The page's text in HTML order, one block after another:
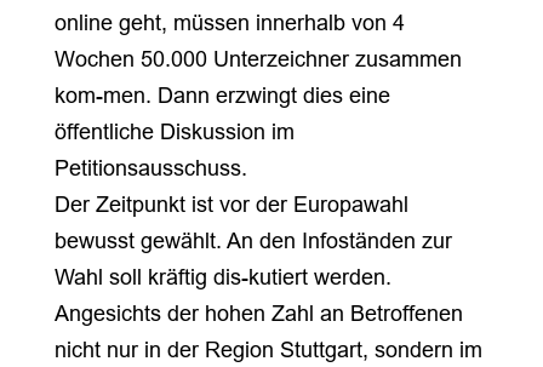
online geht, müssen innerhalb von 4
Wochen 50.000 Unterzeichner zusammen
kom-men. Dann erzwingt dies eine
öffentliche Diskussion im
Petitionsausschuss.
Der Zeitpunkt ist vor der Europawahl
bewusst gewählt. An den Infoständen zur
Wahl soll kräftig dis-kutiert werden.
Angesichts der hohen Zahl an Betroffenen
nicht nur in der Region Stuttgart, sondern im